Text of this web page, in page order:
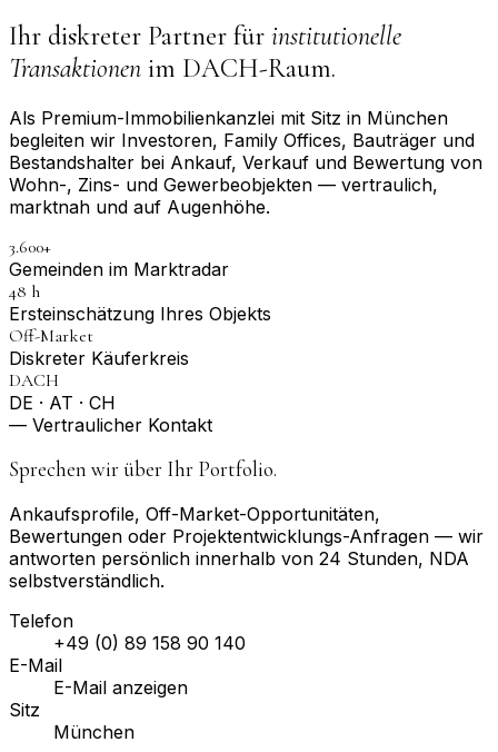
Ihr diskreter Partner für institutionelle
Transaktionen im DACH-Raum.
Als Premium-Immobilienkanzlei mit Sitz in München
begleiten wir Investoren, Family Offices, Bauträger und
Bestandshalter bei Ankauf, Verkauf und Bewertung von
Wohn-, Zins- und Gewerbeobjekten — vertraulich,
marktnah und auf Augenhöhe.
3.600+
Gemeinden im Marktradar
48 h
Erst­einschätzung Ihres Objekts
Off-Market
Diskreter Käuferkreis
DACH
DE · AT · CH
— Vertraulicher Kontakt
Sprechen wir über Ihr Portfolio.
Ankaufsprofile, Off-Market-Opportunitäten,
Bewertungen oder Projektentwicklungs-Anfragen — wir
antworten persönlich innerhalb von 24 Stunden, NDA
selbstverständlich.
Telefon
+49 (0) 89 158 90 140
E-Mail
E-Mail anzeigen
Sitz
München